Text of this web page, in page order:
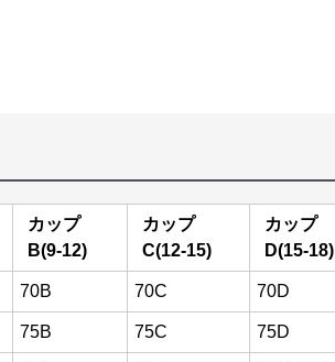
カップ
B(9-12)
カップ
C(12-15)
カップ
D(15-18)
70B 70C 70D
75B 75C 75D